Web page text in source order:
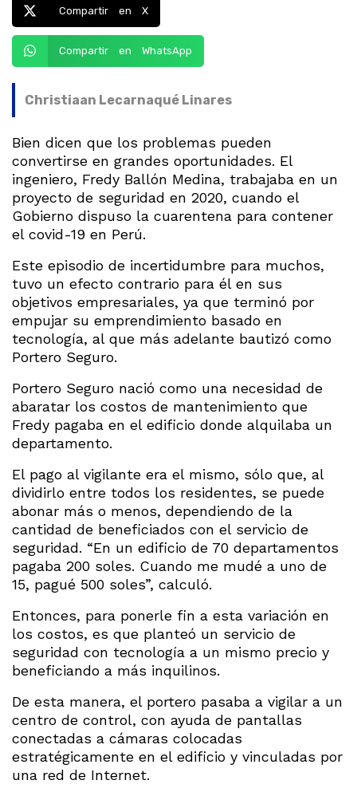
Compartir en X
Compartir en WhatsApp
Christiaan Lecarnaqué Linares
Bien dicen que los problemas pueden
convertirse en grandes oportunidades. El
ingeniero, Fredy Ballón Medina, trabajaba en un
proyecto de seguridad en 2020, cuando el
Gobierno dispuso la cuarentena para contener
el covid-19 en Perú.
Este episodio de incertidumbre para muchos,
tuvo un efecto contrario para él en sus
objetivos empresariales, ya que terminó por
empujar su emprendimiento basado en
tecnología, al que más adelante bautizó como
Portero Seguro.
Portero Seguro nació como una necesidad de
abaratar los costos de mantenimiento que
Fredy pagaba en el edificio donde alquilaba un
departamento.
El pago al vigilante era el mismo, sólo que, al
dividirlo entre todos los residentes, se puede
abonar más o menos, dependiendo de la
cantidad de beneficiados con el servicio de
seguridad. “En un edificio de 70 departamentos
pagaba 200 soles. Cuando me mudé a uno de
15, pagué 500 soles”, calculó.
Entonces, para ponerle fin a esta variación en
los costos, es que planteó un servicio de
seguridad con tecnología a un mismo precio y
beneficiando a más inquilinos.
De esta manera, el portero pasaba a vigilar a un
centro de control, con ayuda de pantallas
conectadas a cámaras colocadas
estratégicamente en el edificio y vinculadas por
una red de Internet.